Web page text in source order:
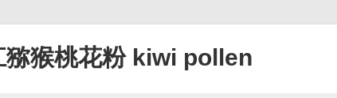
猕猴桃花粉 kiwi pollen